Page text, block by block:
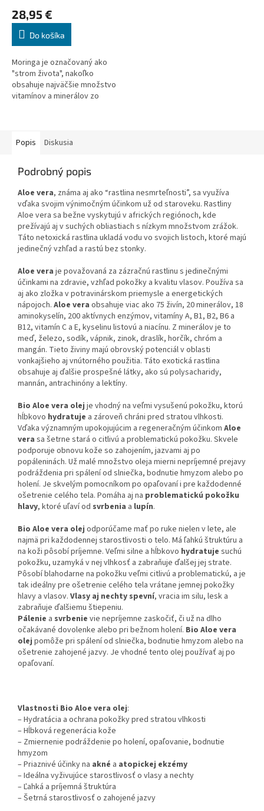
28,95 €
Do košíka
Moringa je označovaný ako
"strom života", nakoľko
obsahuje najväčšie množstvo
vitamínov a minerálov zo
OLEJODÁRNA.
Popis Diskusia
Podrobný popis
Aloe vera, známa aj ako “rastlina nesmrteľnosti”, sa využíva
vďaka svojim výnimočným účinkom už od staroveku. Rastliny
Aloe vera sa bežne vyskytujú v afrických regiónoch, kde
prežívajú aj v suchých obliastiach s nízkym množstvom zrážok.
Táto netoxická rastlina ukladá vodu vo svojich listoch, ktoré majú
jedinečný vzhľad a rastú bez stonky.
Aloe vera je považovaná za zázračnú rastlinu s jedinečnými
účinkami na zdravie, vzhľad pokožky a kvalitu vlasov. Používa sa
aj ako zložka v potravinárskom priemysle a energetických
nápojoch. Aloe vera obsahuje viac ako 75 živín, 20 minerálov, 18
aminokyselín, 200 aktívnych enzýmov, vitamíny A, B1, B2, B6 a
B12, vitamín C a E, kyselinu listovú a niacínu. Z minerálov je to
meď, železo, sodík, vápnik, zinok, draslík, horčík, chróm a
mangán. Tieto živiny majú obrovský potenciál v oblasti
vonkajšieho aj vnútorného použitia. Táto exotická rastlina
obsahuje aj ďalšie prospešné látky, ako sú polysacharidy,
mannán, antrachinóny a lektíny.
Bio Aloe vera olej je vhodný na veľmi vysušenú pokožku, ktorú
hĺbkovo hydratuje a zároveň chráni pred stratou vlhkosti.
Vďaka významným upokojujúcim a regeneračným účinkom Aloe
vera sa šetrne stará o citlivú a problematickú pokožku. Skvele
podporuje obnovu kože so zahojením, jazvami aj po
popáleninách. Už malé množstvo oleja mierni nepríjemné prejavy
podráždenia pri spálení od slniečka, bodnutie hmyzom alebo po
holení. Je skvelým pomocníkom po opaľovaní i pre každodenné
ošetrenie celého tela. Pomáha aj na problematickú pokožku
hlavy, ktoré uľaví od svrbenia a lupín.
Bio Aloe vera olej odporúčame mať po ruke nielen v lete, ale
najmä pri každodennej starostlivosti o telo. Má ľahkú štruktúru a
na koži pôsobí príjemne. Veľmi silne a hĺbkovo hydratuje suchú
pokožku, uzamyká v nej vlhkosť a zabraňuje ďalšej jej strate.
Pôsobí blahodarne na pokožku veľmi citlivú a problematickú, a je
tak ideálny pre ošetrenie celého tela vrátane jemnej pokožky
hlavy a vlasov. Vlasy aj nechty spevní, vracia im silu, lesk a
zabraňuje ďalšiemu štiepeniu.
Pálenie a svrbenie vie nepríjemne zaskočiť, či už na dlho
očakávané dovolenke alebo pri bežnom holení. Bio Aloe vera
olej pomôže pri spálení od slniečka, bodnutie hmyzom alebo na
ošetrenie zahojené jazvy. Je vhodné tento olej používať aj po
opaľovaní.
Vlastnosti Bio Aloe vera olej:
– Hydratácia a ochrana pokožky pred stratou vlhkosti
– Hĺbková regenerácia kože
– Zmiernenie podráždenie po holení, opaľovanie, bodnutie
hmyzom
– Priaznivé účinky na akné a atopickej ekzémy
– Ideálna vyživujúce starostlivosť o vlasy a nechty
– Ľahká a príjemná štruktúra
– Šetrná starostlivosť o zahojené jazvy